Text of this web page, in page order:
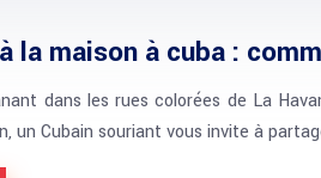
la maison à cuba :
dans les rues colorées de La
un Cubain souriant vous invite à